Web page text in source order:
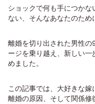
ショックで何も手につか
ない、そんなあなたのため
離婚を切り出された男性の
ージを乗り越え、新しい一
めました。
この記事では、大好きな嫁
離婚の原因、そして関係